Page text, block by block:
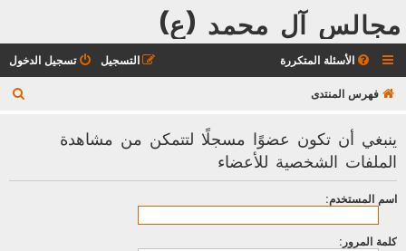
مجالس آل محمد (ع)
الأسئلة المتكررة تسجيل الدخول التسجيل
فهرس المنتدى
ينبغي أن تكون عضوًا مسجلًا لتتمكن من مشاهدة
الملفات الشخصية للأعضاء
اسم المستخدم:
كلمة المرور: